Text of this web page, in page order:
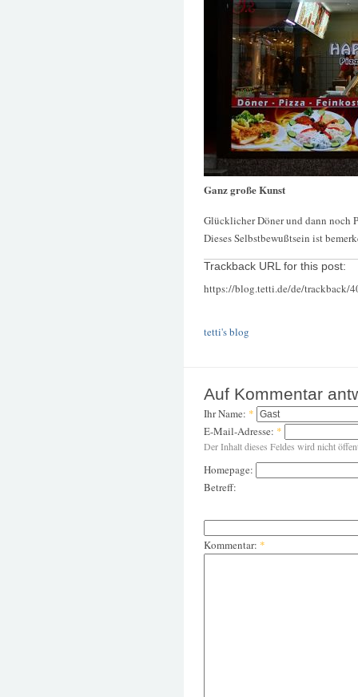
Ganz große Kunst
Glücklicher Döner und dann noch
Dieses Selbstbewußtsein ist
Trackback URL for this post:
https://blog.tetti.de/de/trackback/
tetti's blog
Auf Kommentar
Ihr Name: *
E-Mail-Adresse: *
Der Inhalt dieses Feldes wird nicht
Homepage:
Betreff:
Kommentar: *